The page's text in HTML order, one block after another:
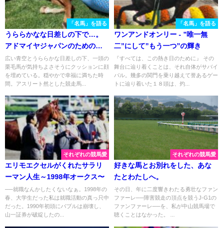
「名馬」を語る
うららかなな日差しの下で…。
アドマイヤジャパンのための物
語。
広い青空とうららかな日差しの下、一頭の
栗毛馬が気持ちよさそうにクッションに顔
を埋めている。穏やかで幸福に満ちた時
間。アスリート然とした競走馬...
「名馬」を語る
ワンアンドオンリー - ”唯一無
二”にして”もう一つ”の輝き
『すべては、この熱き日のために』 その
舞台に辿り着くことは、それ自体がサバイ
バル。幾多の関門を乗り越えて誉あるゲー
トに辿り着いた１８頭は、灼...
それぞれの競馬愛
エリモエクセルがくれたサラリ
ーマン人生～1998年オークス〜
──就職なんかしたくないなぁ。1998年の
春、大学生だった私は就職活動の真っ只中
だった。1990年初頭にバブルは崩壊し、
山一証券が破綻したの...
それぞれの競馬愛
好きな馬とお別れをした、あな
たとわたしへ。
その日、年に二度響きわたる勇壮なファン
ファーレ──障害競走の頂点を競うJ-G1の
ファンファーレ──を、私が中山競馬場で
聴くことはなかった。 ...